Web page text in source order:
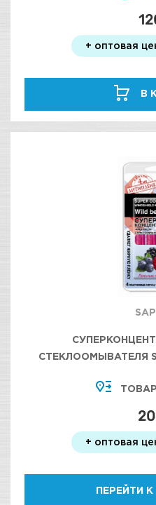
+ оптовая
В
СТЕКЛООМЫВАТЕЛЯ
+ оптовая
ПЕРЕЙТИ